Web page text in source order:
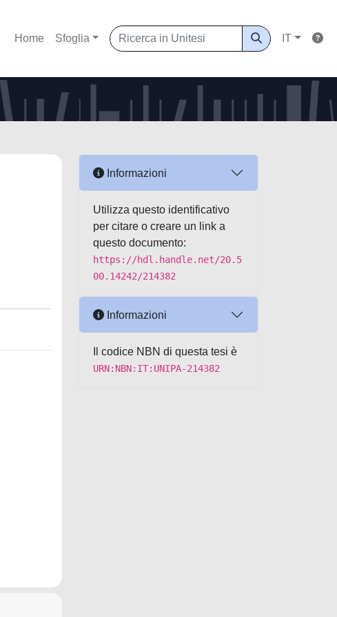
Home Sfoglia IT
Informazioni
Utilizza questo identificativo
per citare o creare un link a
questo documento:
https://hdl.handle.net/20.5
00.14242/214382
Informazioni
Il codice NBN di questa tesi è
URN:NBN:IT:UNIPA-214382